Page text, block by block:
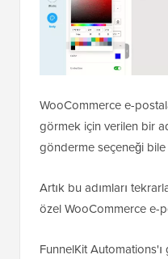
WooCommerce e-
görmek için verilen bir
gönderme seçeneği bile
Artık bu adımları
özel WooCommerce e-
FunnelKit